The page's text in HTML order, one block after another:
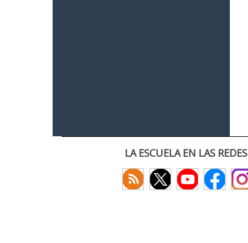
LA ESCUELA EN LAS REDES